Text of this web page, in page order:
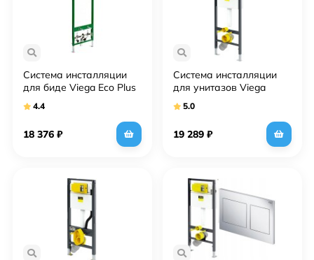
Система инсталляции
для биде Viega Eco Plus
4.4
18 376 ₽
Система инсталляции
для унитазов Viega
5.0
19 289 ₽